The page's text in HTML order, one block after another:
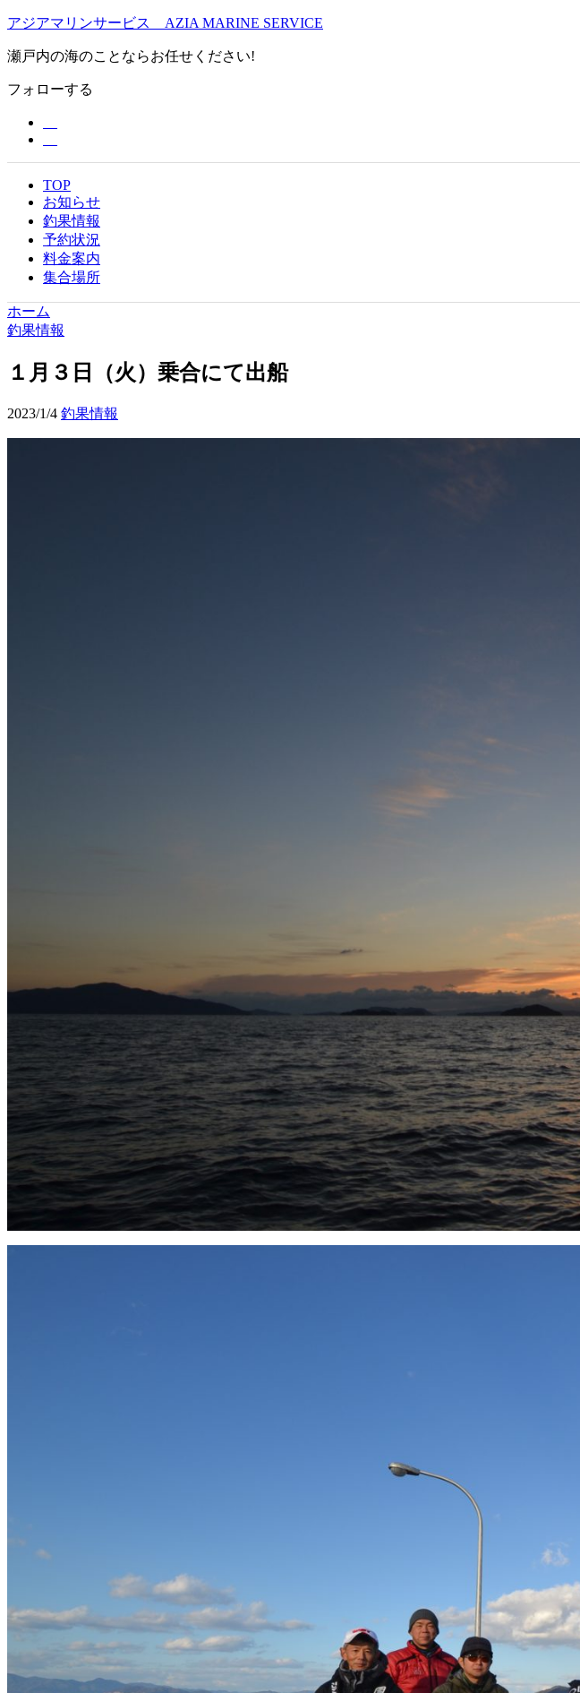
アジアマリンサービス AZIA MARINE SERVICE
瀬戸内の海のことならお任せください!
フォローする
TOP
お知らせ
釣果情報
予約状況
料金案内
集合場所
ホーム
釣果情報
１月３日（火）乗合にて出船
2023/1/4 釣果情報